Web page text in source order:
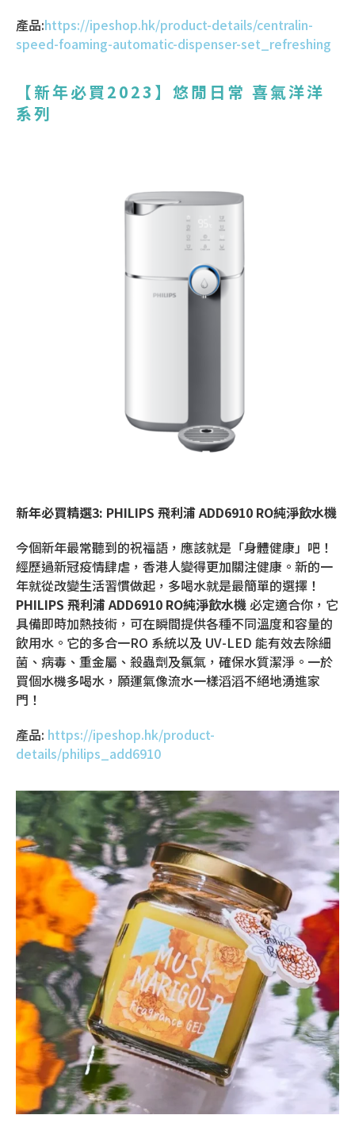
產品:https://ipeshop.hk/product-details/centralin-
speed-foaming-automatic-dispenser-set_refreshing
【新年必買2023】悠閒日常 喜氣洋洋
系列
新年必買精選3: PHILIPS 飛利浦 ADD6910 RO純淨飲水機
今個新年最常聽到的祝福語，應該就是「身體健康」吧！
經歷過新冠疫情肆虐，香港人變得更加關注健康。新的一
年就從改變生活習慣做起，多喝水就是最簡單的選擇！
PHILIPS 飛利浦 ADD6910 RO純淨飲水機 必定適合你，它
具備即時加熱技術，可在瞬間提供各種不同溫度和容量的
飲用水。它的多合一RO 系統以及 UV-LED 能有效去除細
菌、病毒、重金屬、殺蟲劑及氯氣，確保水質潔淨。一於
買個水機多喝水，願運氣像流水一樣滔滔不絕地湧進家
門！
產品: https://ipeshop.hk/product-
details/philips_add6910